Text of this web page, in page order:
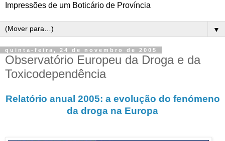
Impressões de um Boticário de Província
▼
quinta-feira, 24 de novembro de 2005
Observatório Europeu da Droga e da
Toxicodependência
Relatório anual 2005: a evolução do fenómeno
da droga na Europa